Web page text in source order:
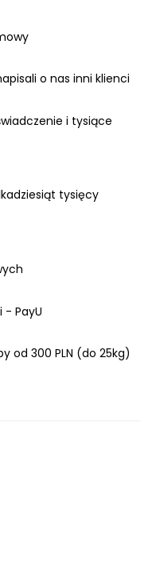
o nas inni klienci
i tysiące
tysięcy
- PayU
od 300 PLN (do 25kg)